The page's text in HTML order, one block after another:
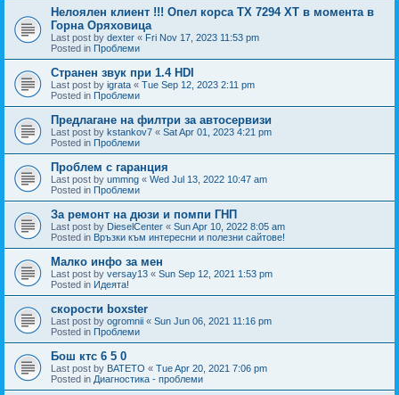
Нелоялен клиент !!! Опел корса ТХ 7294 ХТ в момента в
Горна Оряховица
Last post by dexter « Fri Nov 17, 2023 11:53 pm
Posted in Проблеми
Странен звук при 1.4 HDI
Last post by igrata « Tue Sep 12, 2023 2:11 pm
Posted in Проблеми
Предлагане на филтри за автосервизи
Last post by kstankov7 « Sat Apr 01, 2023 4:21 pm
Posted in Проблеми
Проблем с гаранция
Last post by ummng « Wed Jul 13, 2022 10:47 am
Posted in Проблеми
За ремонт на дюзи и помпи ГНП
Last post by DieselCenter « Sun Apr 10, 2022 8:05 am
Posted in Връзки към интересни и полезни сайтове!
Малко инфо за мен
Last post by versay13 « Sun Sep 12, 2021 1:53 pm
Posted in Идеята!
скорости boxster
Last post by ogromnii « Sun Jun 06, 2021 11:16 pm
Posted in Проблеми
Бош ктс 6 5 0
Last post by BATETO « Tue Apr 20, 2021 7:06 pm
Posted in Диагностика - проблеми